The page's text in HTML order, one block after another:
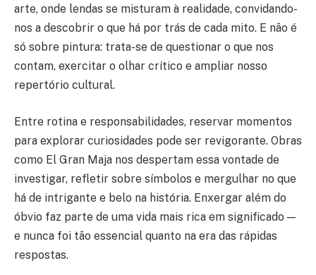
arte, onde lendas se misturam à realidade, convidando-
nos a descobrir o que há por trás de cada mito. E não é
só sobre pintura: trata-se de questionar o que nos
contam, exercitar o olhar crítico e ampliar nosso
repertório cultural.
Entre rotina e responsabilidades, reservar momentos
para explorar curiosidades pode ser revigorante. Obras
como El Gran Maja nos despertam essa vontade de
investigar, refletir sobre símbolos e mergulhar no que
há de intrigante e belo na história. Enxergar além do
óbvio faz parte de uma vida mais rica em significado —
e nunca foi tão essencial quanto na era das rápidas
respostas.